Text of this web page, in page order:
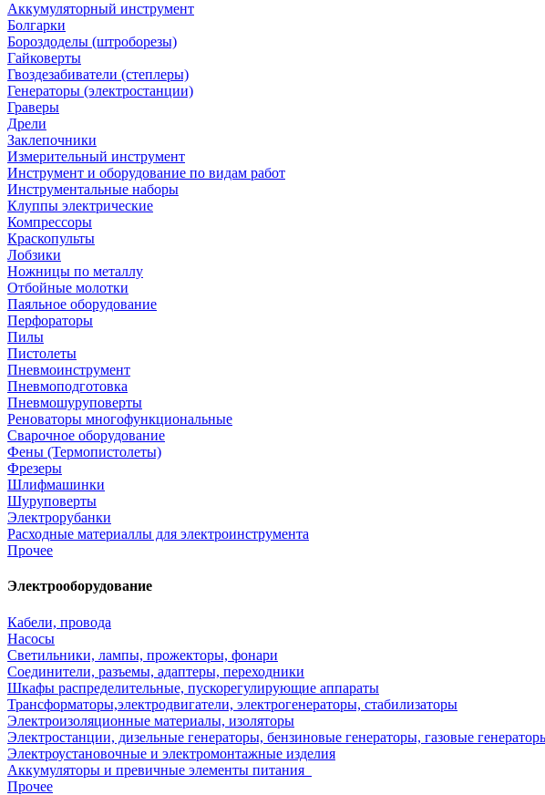
Аккумуляторный инструмент
Болгарки
Бороздоделы (штроборезы)
Гайковерты
Гвоздезабиватели (степлеры)
Генераторы (электростанции)
Граверы
Дрели
Заклепочники
Измерительный инструмент
Инструмент и оборудование по видам работ
Инструментальные наборы
Клуппы электрические
Компрессоры
Краскопульты
Лобзики
Ножницы по металлу
Отбойные молотки
Паяльное оборудование
Перфораторы
Пилы
Пистолеты
Пневмоинструмент
Пневмоподготовка
Пневмошуруповерты
Реноваторы многофункциональные
Сварочное оборудование
Фены (Термопистолеты)
Фрезеры
Шлифмашинки
Шуруповерты
Электрорубанки
Расходные материаллы для электроинструмента
Прочее
Электрооборудование
Кабели, провода
Насосы
Светильники, лампы, прожекторы, фонари
Соединители, разъемы, адаптеры, переходники
Шкафы распределительные, пускорегулирующие аппараты
Трансформаторы,электродвигатели, электрогенераторы, стабилизаторы
Электроизоляционные материалы, изоляторы
Электростанции, дизельные генераторы, бензиновые генераторы, газовые
Электроустановочные и электромонтажные изделия
Аккумуляторы и превичные элементы питания
Прочее